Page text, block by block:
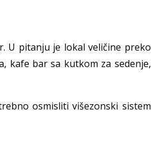
U pitanju je lokal veličine preko
kafe bar sa kutkom za sedenje,
osmisliti višezonski sistem